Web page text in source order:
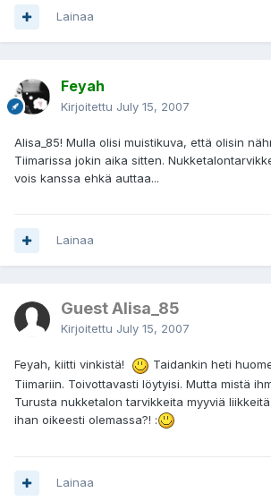
Lainaa
Feyah
Kirjoitettu July 15, 2007
Alisa_85! Mulla olisi muistikuva, että olisin
Tiimarissa jokin aika sitten.
vois kanssa ehkä auttaa...
Lainaa
Guest Alisa_85
Kirjoitettu July 15, 2007
Feyah, kiitti vinkistä!
Taidankin heti
Tiimariin. Toivottavasti löytyisi. Mutta mistä
Turusta nukketalon tarvikkeita myyviä
ihan oikeesti olemassa?! :
Lainaa